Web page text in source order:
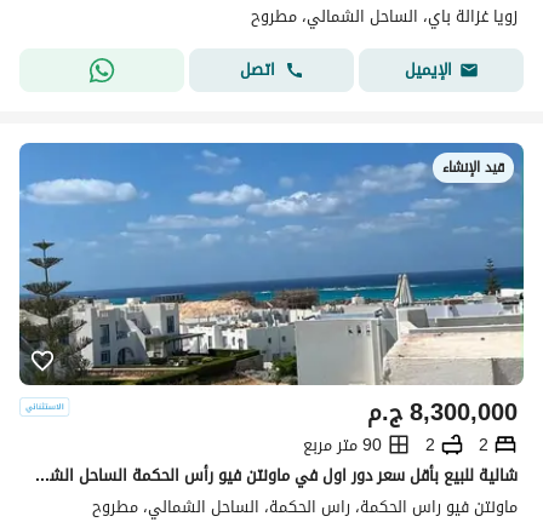
زويا غزالة باي، الساحل الشمالي، مطروح
الإيميل
اتصل
قيد الإنشاء
ج.م8,300,000
2
2
90 متر مربع
شالية للبيع بأقل سعر دور اول في ماونتن فيو رأس الحكمة الساحل الشمالي مرحلة جربك آيلاند
ماونتن فيو راس الحكمة، راس الحكمة، الساحل الشمالي، مطروح